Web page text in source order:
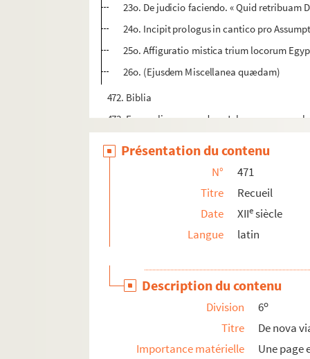
23o. De judicio faciendo. « Quid retribuam
24o. Incipit prologus in cantico pro
25o. Affiguratio mistica trium locorum
26o. (Ejusdem Miscellanea quædam)
472. Biblia
473. Evangelium secundum Johannem, cum
477bis. Froissart, Chronique d'Angleterre
Présentation du contenu
N°
471
Titre
Recueil
Date
XIIesiècle
Langue
latin
Description du contenu
Division 6o
Titre
De nova
Importance matérielle
Une page